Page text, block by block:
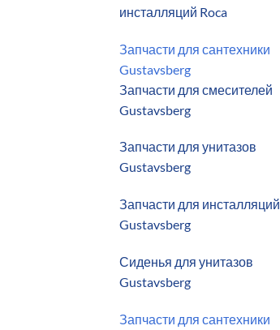
инсталляций Roca
Запчасти для сантехники
Gustavsberg
Запчасти для смесителей
Gustavsberg
Запчасти для унитазов
Gustavsberg
Запчасти для инсталляций
Gustavsberg
Сиденья для унитазов
Gustavsberg
Запчасти для сантехники